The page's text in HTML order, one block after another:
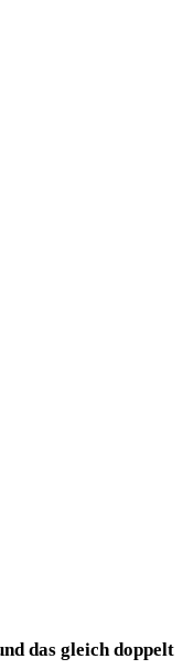
das gleich doppelt